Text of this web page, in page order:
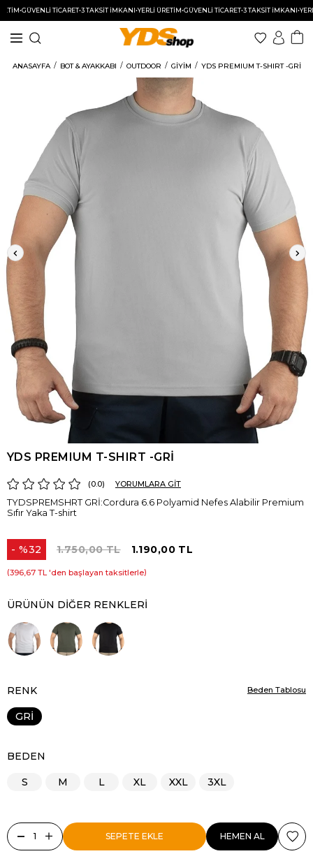
•GÜVENLİ TİCARET•3 TAKSİT İMKANI•YERLİ ÜRETİM•GÜVENLİ TİCARET•3 TAKSİT İMKANI•YERLİ
ANASAYFA BOT & AYAKKABI OUTDOOR GİYİM YDS PREMIUM T-SHIRT -GRİ
YDS PREMIUM T-SHIRT -GRİ
0.0 YORUMLARA GİT
TYDSPREMSHRT GRİ:Cordura 6.6 Polyamid Nefes Alabilir Premium
Sıfır Yaka T-shirt
%32
İndirim
1.750,00 TL 1.190,00 TL
396,67 TL 'den başlayan taksitlerle
ÜRÜNÜN DIĞER RENKLERI
RENK
GRİ
BEDEN
S M L XL XXL 3XL
Beden Tablosu